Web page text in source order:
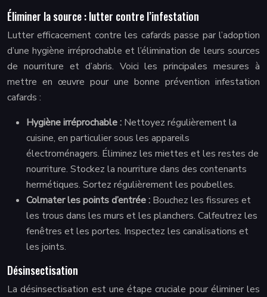
Éliminer la source : lutter contre l’infestation
Lutter efficacement contre les cafards passe par l’adoption
d’une hygiène irréprochable et l’élimination de leurs sources
de nourriture et d’abris. Voici les principales mesures à
mettre en œuvre pour une bonne prévention infestation
cafards :
Hygiène irréprochable : Nettoyez régulièrement la
cuisine, en particulier sous les appareils
électroménagers. Éliminez les miettes et les restes de
nourriture. Stockez la nourriture dans des contenants
hermétiques. Sortez régulièrement les poubelles.
Colmater les points d’entrée : Bouchez les fissures et
les trous dans les murs et les planchers. Calfeutrez les
fenêtres et les portes. Inspectez les canalisations et
les joints.
Désinsectisation
La désinsectisation est une étape cruciale pour éliminer les